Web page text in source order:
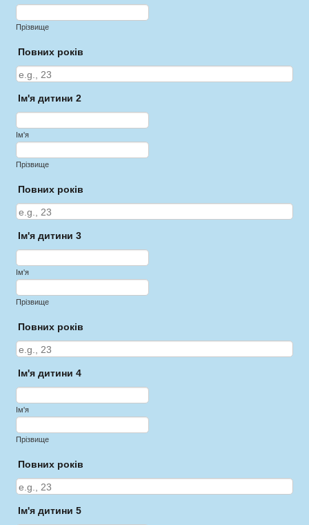
Прізвище
Повних років
Ім'я дитини 2
Ім'я
Прізвище
Повних років
Ім'я дитини 3
Ім'я
Прізвище
Повних років
Ім'я дитини 4
Ім'я
Прізвище
Повних років
Ім'я дитини 5